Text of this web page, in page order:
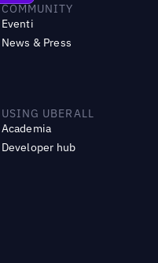
COMMUNITY
Eventi
News & Press
USING UBERALL
Academia
Developer hub